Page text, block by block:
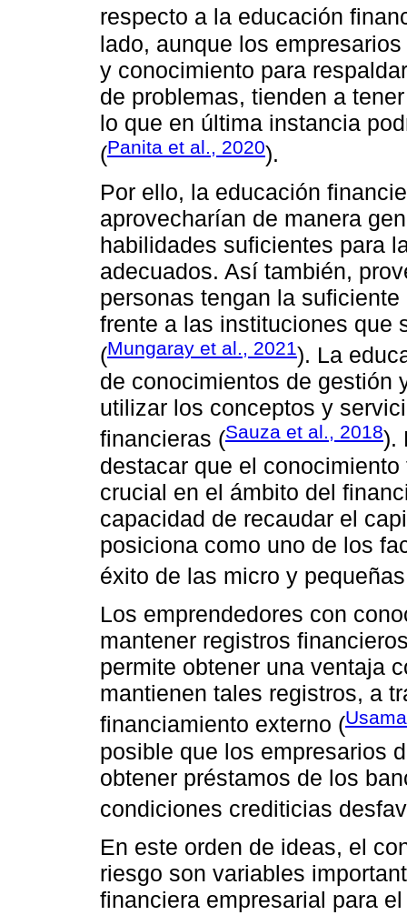
respecto a la educación
lado, aunque los
y conocimiento para
de problemas, tienden a
lo que en última instancia
(Panita et al., 2020).
Por ello, la educación
aprovecharían de manera
habilidades suficientes para
adecuados. Así también,
personas tengan la
frente a las instituciones que
(Mungaray et al., 2021). La
de conocimientos de gestión
utilizar los conceptos y
financieras (Sauza et al., 2018).
destacar que el
crucial en el ámbito del
capacidad de recaudar el
posiciona como uno de los
éxito de las micro y
Los emprendedores con
mantener registros
permite obtener una ventaja
mantienen tales registros, a
financiamiento externo (
posible que los empresarios
obtener préstamos de los
condiciones crediticias
En este orden de ideas, el
riesgo son variables
financiera empresarial para